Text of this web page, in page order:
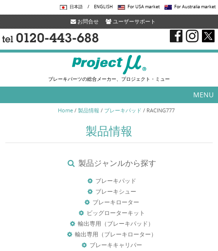
For Australia market
For USA market
ENGLISH
/
日本語
お問合せ ユーザーサポート
ブレーキパーツの総合メーカー、プロジェクト・ミュー
MENU
Home/ 製品情報 / ブレーキパッド / RACING777
製品情報
製品ジャンルから探す
ブレーキパッド
ブレーキシュー
ブレーキローター
ビッグローターキット
輸出専用（ブレーキパッド）
輸出専用（ブレーキローター）
ブレーキキャリパー